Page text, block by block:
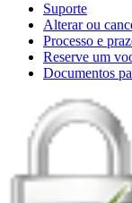
Suporte
Alterar ou
Processo e
Reserve um
Documentos